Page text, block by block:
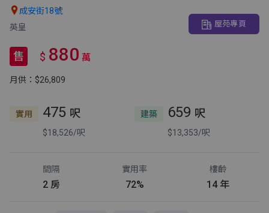
 成安街18號
英皇
屋苑專頁
售 $ 880 萬
月供：$26,809
實用 475 呎
$18,526/呎
建築 659 呎
$13,353/呎
間隔
2 房
實用率
72%
樓齡
14 年